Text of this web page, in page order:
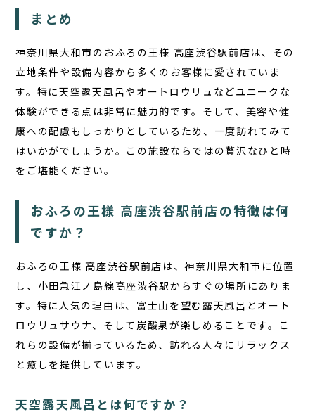
まとめ
神奈川県大和市のおふろの王様 高座渋谷駅前店は、その
立地条件や設備内容から多くのお客様に愛されていま
す。特に天空露天風呂やオートロウリュなどユニークな
体験ができる点は非常に魅力的です。そして、美容や健
康への配慮もしっかりとしているため、一度訪れてみて
はいかがでしょうか。この施設ならではの贅沢なひと時
をご堪能ください。
おふろの王様 高座渋谷駅前店の特徴は何
ですか？
おふろの王様 高座渋谷駅前店は、神奈川県大和市に位置
し、小田急江ノ島線高座渋谷駅からすぐの場所にありま
す。特に人気の理由は、富士山を望む露天風呂とオート
ロウリュサウナ、そして炭酸泉が楽しめることです。こ
れらの設備が揃っているため、訪れる人々にリラックス
と癒しを提供しています。
天空露天風呂とは何ですか？